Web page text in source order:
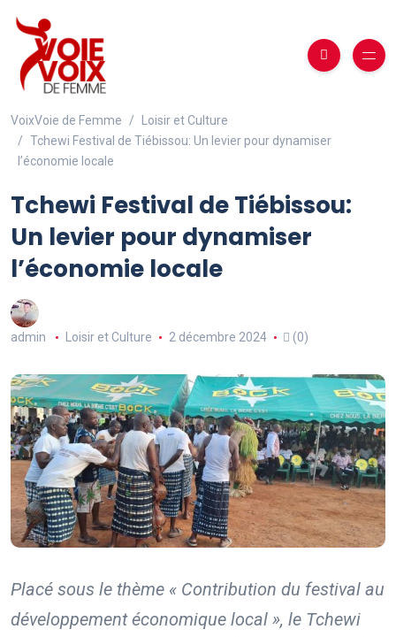
VoixVoie de Femme
Loisir et Culture
Tchewi Festival de Tiébissou: Un levier pour dynamiser
l’économie locale
Tchewi Festival de Tiébissou:
Un levier pour dynamiser
l’économie locale
admin Loisir et Culture 2 décembre 2024 (0)
Placé sous le thème « Contribution du festival au
développement économique local », le Tchewi